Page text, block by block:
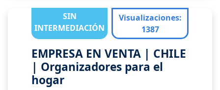
SIN
INTERMEDIACIÓN
Visualizaciones:
1387
EMPRESA EN VENTA | CHILE
| Organizadores para el
hogar